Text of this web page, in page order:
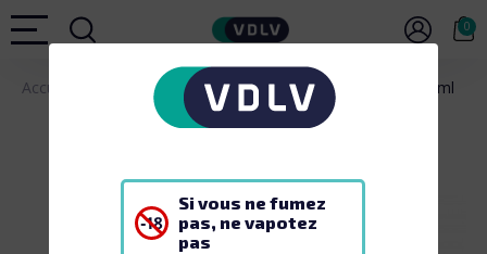
Si vous ne fumez
pas, ne vapotez
pas
0
Accueil E-LIQUIDES E-liquide PAB Framboise Litchi - 50ml